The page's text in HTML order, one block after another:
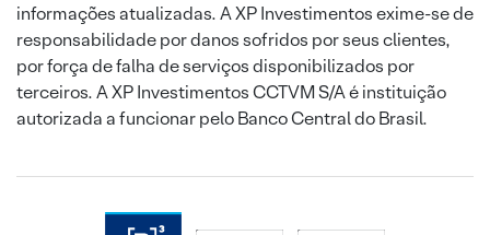
informações atualizadas. A XP Investimentos exime-se de
responsabilidade por danos sofridos por seus clientes,
por força de falha de serviços disponibilizados por
terceiros. A XP Investimentos CCTVM S/A é instituição
autorizada a funcionar pelo Banco Central do Brasil.